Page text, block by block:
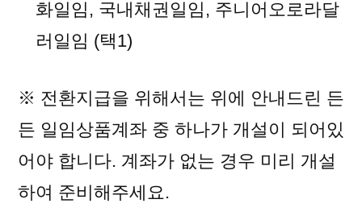
화일임, 국내채권일임, 주니어오로라달
러일임 (택1)
※ 전환지급을 위해서는 위에 안내드린 든
든 일임상품계좌 중 하나가 개설이 되어있
어야 합니다. 계좌가 없는 경우 미리 개설
하여 준비해주세요.